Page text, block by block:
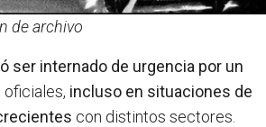
de archivo
ser internado de urgencia por un
incluso en situaciones de
con distintos sectores.